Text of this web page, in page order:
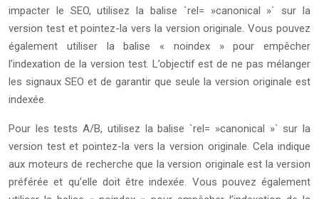
impacter le SEO, utilisez la balise `rel= »canonical »` sur la
version test et pointez-la vers la version originale. Vous pouvez
également utiliser la balise « noindex » pour empêcher
l’indexation de la version test. L’objectif est de ne pas mélanger
les signaux SEO et de garantir que seule la version originale est
indexée.
Pour les tests A/B, utilisez la balise `rel= »canonical »` sur la
version test et pointez-la vers la version originale. Cela indique
aux moteurs de recherche que la version originale est la version
préférée et qu’elle doit être indexée. Vous pouvez également